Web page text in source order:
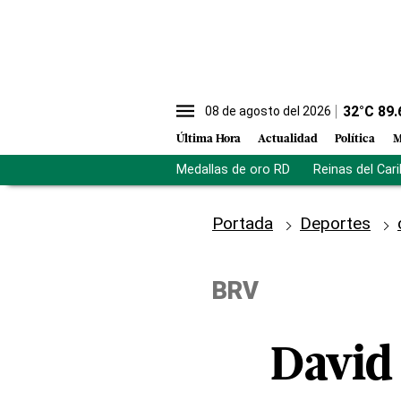
08 de agosto del 2026 32°C
Última Hora Actualidad Política
Medallas de oro RD Reinas del
Portada Deportes
BRV